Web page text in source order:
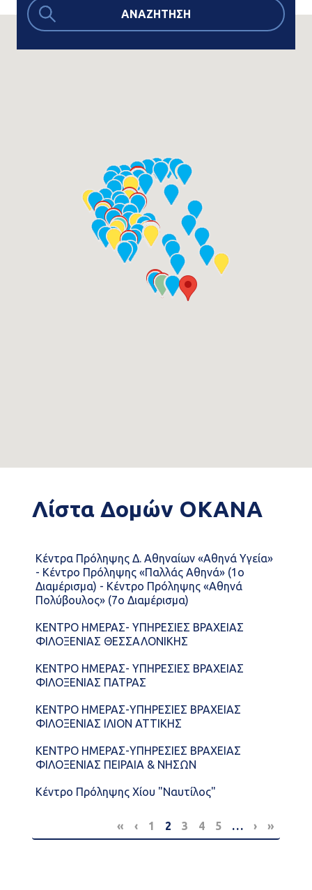
ΑΝΑΖΗΤΗΣΗ
Λίστα Δομών ΟΚΑΝΑ
Κέντρα Πρόληψης Δ. Αθηναίων «Αθηνά Υγεία»
- Κέντρο Πρόληψης «Παλλάς Αθηνά» (1ο
Διαμέρισμα) - Κέντρο Πρόληψης «Αθηνά
Πολύβουλος» (7ο Διαμέρισμα)
ΚΕΝΤΡΟ ΗΜΕΡΑΣ- ΥΠΗΡΕΣΙΕΣ ΒΡΑΧΕΙΑΣ
ΦΙΛΟΞΕΝΙΑΣ ΘΕΣΣΑΛΟΝΙΚΗΣ
ΚΕΝΤΡΟ ΗΜΕΡΑΣ- ΥΠΗΡΕΣΙΕΣ ΒΡΑΧΕΙΑΣ
ΦΙΛΟΞΕΝΙΑΣ ΠΑΤΡΑΣ
ΚΕΝΤΡΟ ΗΜΕΡΑΣ-ΥΠΗΡΕΣΙΕΣ ΒΡΑΧΕΙΑΣ
ΦΙΛΟΞΕΝΙΑΣ ΙΛΙΟΝ ΑΤΤΙΚΗΣ
ΚΕΝΤΡΟ ΗΜΕΡΑΣ-ΥΠΗΡΕΣΙΕΣ ΒΡΑΧΕΙΑΣ
ΦΙΛΟΞΕΝΙΑΣ ΠΕΙΡΑΙΑ & ΝΗΣΩΝ
Κέντρο Πρόληψης Χίου "Ναυτίλος"
Κέντρο Πρόληψης N. Αιτωλοακαρνανίας
« First
page
‹Previous
page
1 2 3 4 5 … ›Next
page
»
page